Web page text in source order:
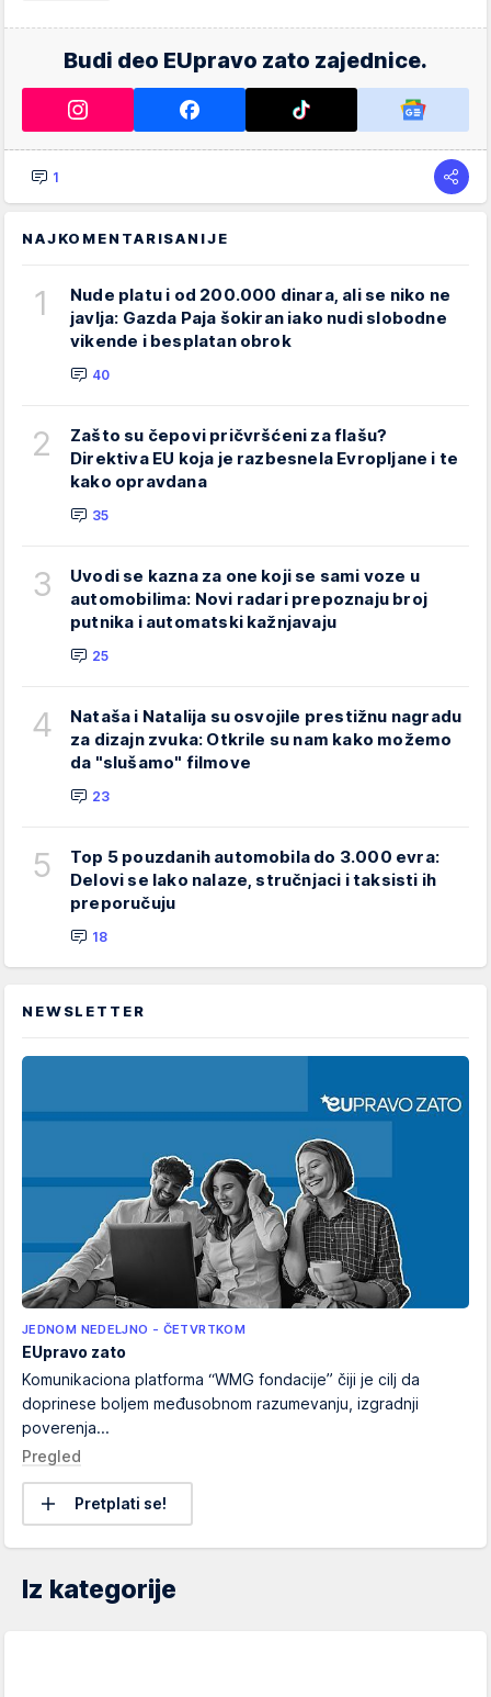
Budi deo EUpravo zato zajednice.
1
NAJKOMENTARISANIJE
1
Nude platu i od 200.000 dinara, ali se niko ne
javlja: Gazda Paja šokiran iako nudi slobodne
vikende i besplatan obrok
40
2
Zašto su čepovi pričvršćeni za flašu?
Direktiva EU koja je razbesnela Evropljane i te
kako opravdana
35
3
Uvodi se kazna za one koji se sami voze u
automobilima: Novi radari prepoznaju broj
putnika i automatski kažnjavaju
25
4
Nataša i Natalija su osvojile prestižnu nagradu
za dizajn zvuka: Otkrile su nam kako možemo
da "slušamo" filmove
23
5
Top 5 pouzdanih automobila do 3.000 evra:
Delovi se lako nalaze, stručnjaci i taksisti ih
preporučuju
18
NEWSLETTER
JEDNOM NEDELJNO - ČETVRTKOM
EUpravo zato
Komunikaciona platforma “WMG fondacije” čiji je cilj da
doprinese boljem međusobnom razumevanju, izgradnji
poverenja...
Pregled
Pretplati se!
Iz kategorije